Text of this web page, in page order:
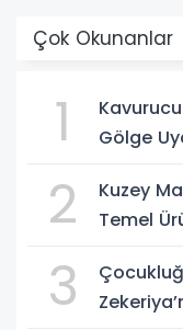
Çok Okunanlar
1
Gölge
2
Kuzey
Temel
3